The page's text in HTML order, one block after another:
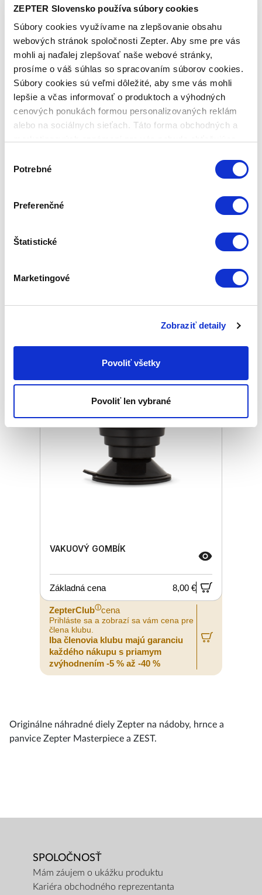
ZEPTER Slovensko používa súbory cookies
Súbory cookies využívame na zlepšovanie obsahu
webových stránok spoločnosti Zepter. Aby sme pre vás
mohli aj naďalej zlepšovať naše webové stránky,
prosíme o váš súhlas so spracovaním súborov cookies.
Súbory cookies sú veľmi dôležité, aby sme vás mohli
lepšie a včas informovať o produktoch a výhodných
cenových ponukách formou personalizovaných reklám
alebo na sociálnych sieťach. Táto forma obchodných a
súhlasu
Potrebné
Preferenčné
Štatistické
Marketingové
Zobraziť detaily
Povoliť všetky
Povoliť len vybrané
člena klubu.
každého nákupu s priamym
zvýhodnením -5 % až -40 %
ANALÓGOVÝ TERMOKONTROL,
BÉŽOVÝ
Základná cena
Iba členovia klubu majú garanciu
VAKUOVÝ GOMBÍK
Základná cena 8,00 €
ZepterClubⓘcena
Prihláste sa a zobrazí sa vám cena pre
člena klubu.
Iba členovia klubu majú garanciu
každého nákupu s priamym
zvýhodnením -5 % až -40 %
Originálne náhradné diely Zepter na nádoby, hrnce a
panvice Zepter Masterpiece a ZEST.
SPOLOČNOSŤ
Mám záujem o ukážku produktu
Kariéra obchodného reprezentanta